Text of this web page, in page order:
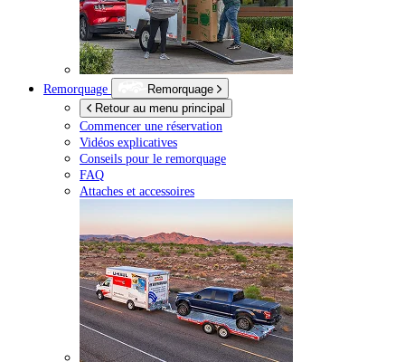
Remorquage
Remorquage
Retour au menu principal
Commencer une réservation
Vidéos explicatives
Conseils pour le remorquage
FAQ
Attaches et accessoires